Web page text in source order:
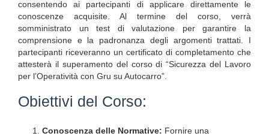
consentendo ai partecipanti di applicare direttamente le
conoscenze acquisite. Al termine del corso, verrà
somministrato un test di valutazione per garantire la
comprensione e la padronanza degli argomenti trattati. I
partecipanti riceveranno un certificato di completamento che
attesterà il superamento del corso di “Sicurezza del Lavoro
per l’Operatività con Gru su Autocarro”.
Obiettivi del Corso:
Conoscenza delle Normative: Fornire una